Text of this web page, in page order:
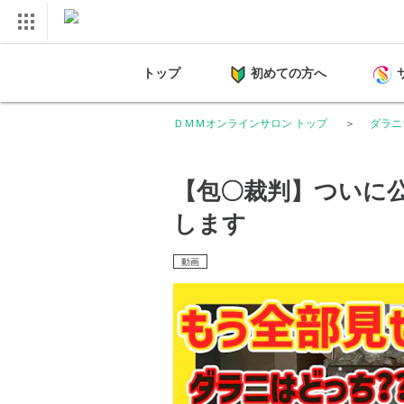
トップ 初めての方へ
ＤＭＭオンラインサロン トップ ダラ
【包〇裁判】つい
します
動画